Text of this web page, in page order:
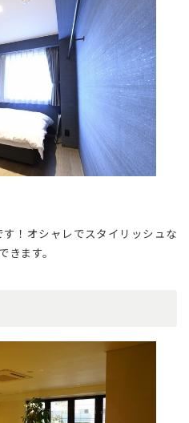
！オシャレでスタイリッシュな
ます。